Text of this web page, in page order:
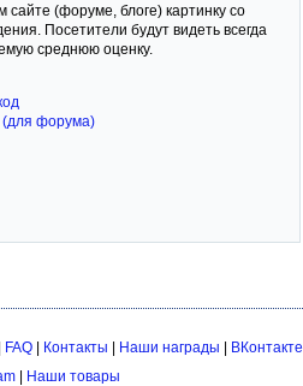
(форуме, блоге) картинку со
Посетители будут видеть всегда
среднюю оценку.
(для форума)
FAQ| Контакты | Наши награды | ВКонтакте
| Наши товары